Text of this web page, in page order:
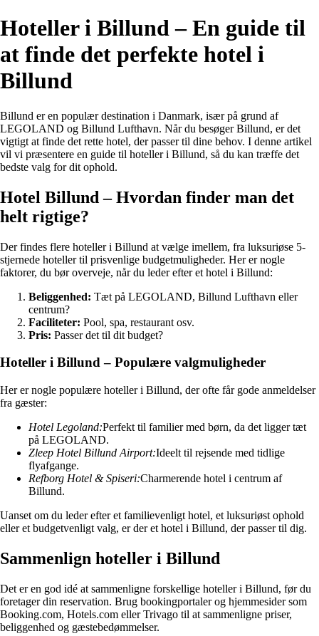
Hoteller i Billund – En guide til
at finde det perfekte hotel i
Billund
Billund er en populær destination i Danmark, især på grund af
LEGOLAND og Billund Lufthavn. Når du besøger Billund, er det
vigtigt at finde det rette hotel, der passer til dine behov. I denne artikel
vil vi præsentere en guide til hoteller i Billund, så du kan træffe det
bedste valg for dit ophold.
Hotel Billund – Hvordan finder man det
helt rigtige?
Der findes flere hoteller i Billund at vælge imellem, fra luksuriøse 5-
stjernede hoteller til prisvenlige budgetmuligheder. Her er nogle
faktorer, du bør overveje, når du leder efter et hotel i Billund:
Beliggenhed: Tæt på LEGOLAND, Billund Lufthavn eller
centrum?
Faciliteter: Pool, spa, restaurant osv.
Pris: Passer det til dit budget?
Hoteller i Billund – Populære valgmuligheder
Her er nogle populære hoteller i Billund, der ofte får gode anmeldelser
fra gæster:
Hotel Legoland:Perfekt til familier med børn, da det ligger tæt
på LEGOLAND.
Zleep Hotel Billund Airport:Ideelt til rejsende med tidlige
flyafgange.
Refborg Hotel & Spiseri:Charmerende hotel i centrum af
Billund.
Uanset om du leder efter et familievenligt hotel, et luksuriøst ophold
eller et budgetvenligt valg, er der et hotel i Billund, der passer til dig.
Sammenlign hoteller i Billund
Det er en god idé at sammenligne forskellige hoteller i Billund, før du
foretager din reservation. Brug bookingportaler og hjemmesider som
Booking.com, Hotels.com eller Trivago til at sammenligne priser,
beliggenhed og gæstebedømmelser.